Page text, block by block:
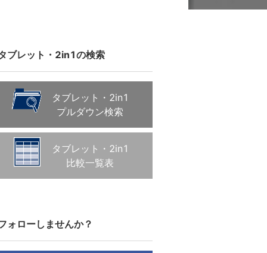
ブレット・2in1の検索
タブレット・2in1
プルダウン検索
タブレット・2in1
比較一覧表
ォローしませんか？